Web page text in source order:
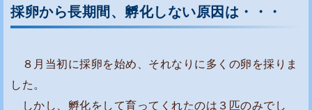
か
ら
期
間
、
採卵から長期間、孵化しない原因は・・・
８月当初に採卵を始め、それなりに多くの卵を採りま
した。
しかし、孵化をして育ってくれたのは３匹のみでし